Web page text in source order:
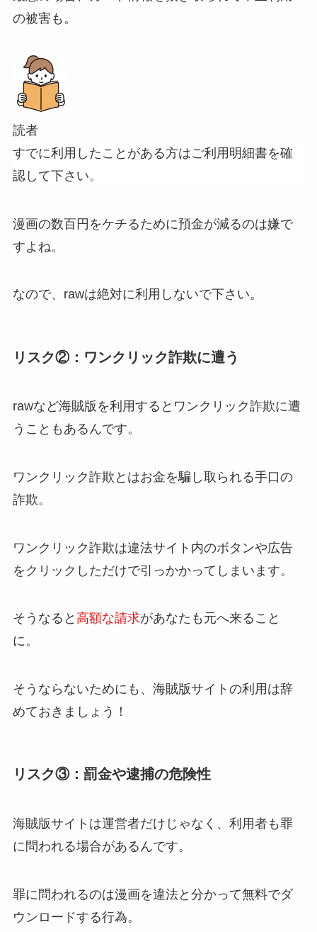
の被害も。
読者
すでに利用したことがある方はご利用明細書を確
認して下さい。
漫画の数百円をケチるために預金が減るのは嫌で
すよね。
なので、rawは絶対に利用しないで下さい。
リスク②：ワンクリック詐欺に遭う
rawなど海賊版を利用するとワンクリック詐欺に遭
うこともあるんです。
ワンクリック詐欺とはお金を騙し取られる手口の
詐欺。
ワンクリック詐欺は違法サイト内のボタンや広告
をクリックしただけで引っかかってしまいます。
そうなると 高額な請求があなたも元へ来ること
に。
そうならないためにも、海賊版サイトの利用は辞
めておきましょう！
リスク③：罰金や逮捕の危険性
海賊版サイトは運営者だけじゃなく、利用者も罪
に問われる場合があるんです。
罪に問われるのは漫画を違法と分かって無料でダ
ウンロードする行為。